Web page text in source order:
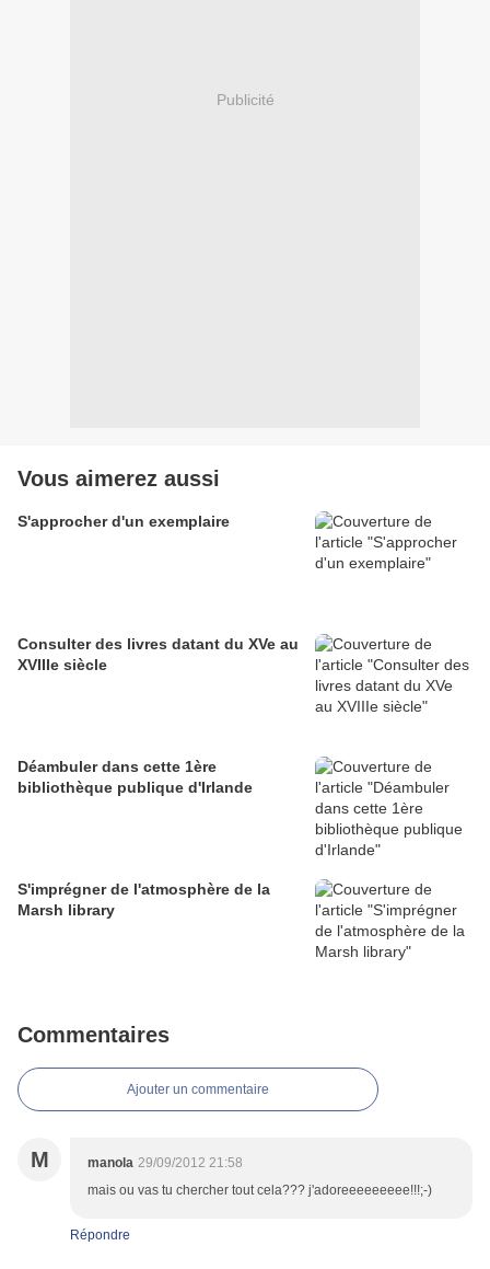
Publicité
Vous aimerez aussi
S'approcher d'un exemplaire
Consulter des livres datant du XVe au
XVIIIe siècle
Déambuler dans cette 1ère
bibliothèque publique d'Irlande
S'imprégner de l'atmosphère de la
Marsh library
Commentaires
Ajouter un commentaire
M manola 29/09/2012 21:58
mais ou vas tu chercher tout cela??? j'adoreeeeeeeee!!!;-)
Répondre